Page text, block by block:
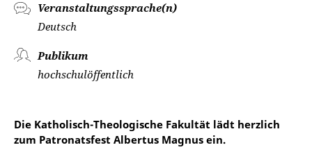
Veranstaltungssprache(n)
Deutsch
Publikum
hochschulöffentlich
Die Katholisch-Theologische Fakultät lädt herzlich
zum Patronatsfest Albertus Magnus ein.